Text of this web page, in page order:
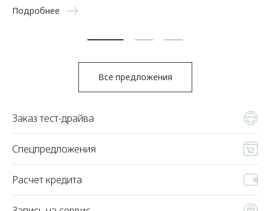
Подробнее
Все предложения
Заказ тест-драйва
Спецпредложения
Расчет кредита